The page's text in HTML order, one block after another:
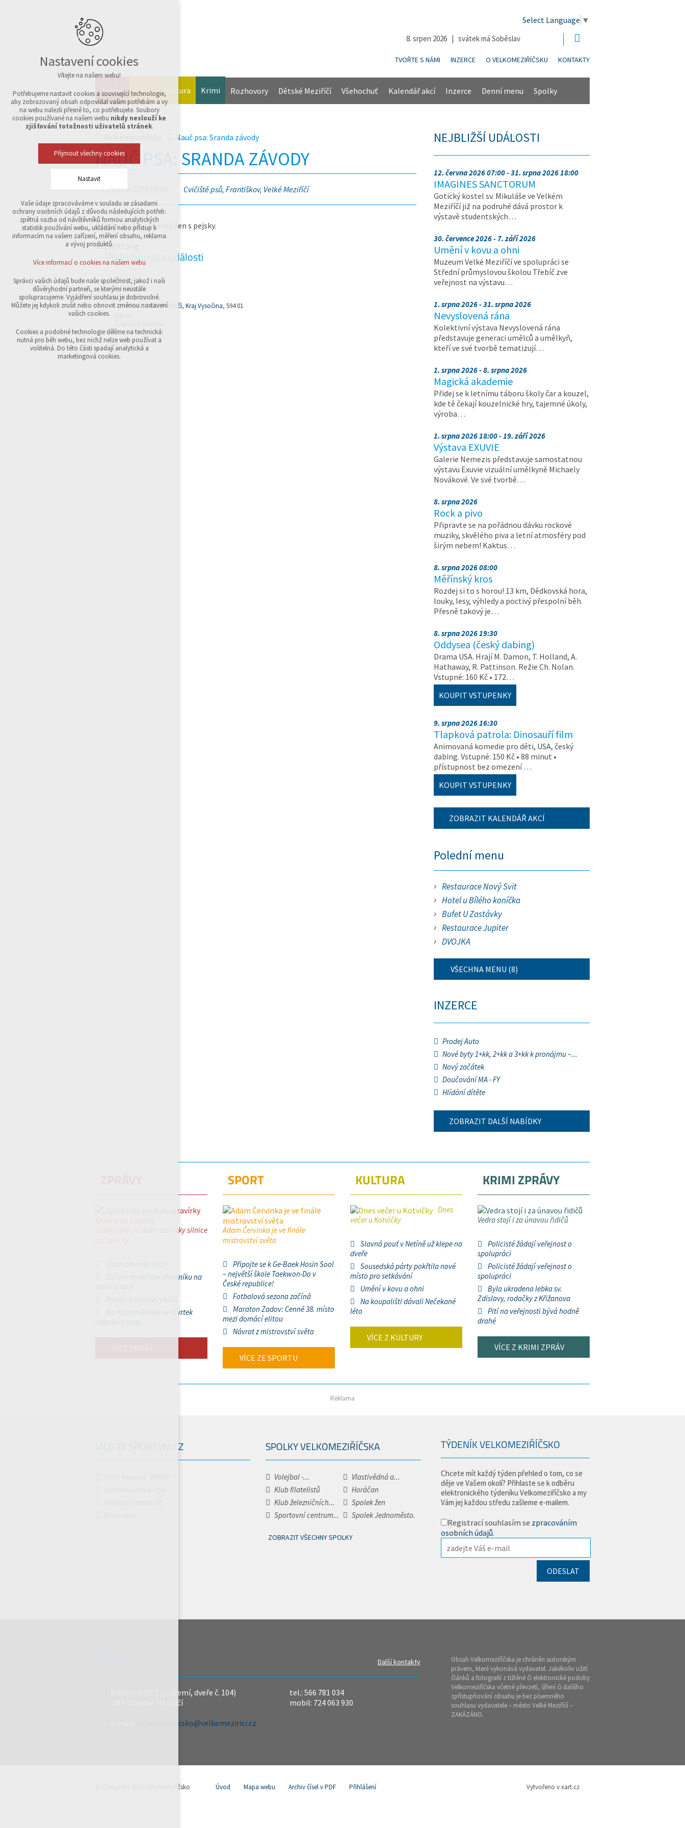
Select Language ▼
8. srpen 2026 | svátek má Soběslav
TVOŘTE S NÁMI INZERCE O VELKOMEZIŘÍČSKU KONTAKTY
Zprávy Sport Kultura Krimi Rozhovory Dětské Meziříčí Všehochuť Kalendář akcí Inzerce Denní menu Spolky
Nauč psa: Sranda závody
NAUČ PSA: SRANDA ZÁVODY
7. června 2026 09:00 Cvičiště psů, Františkov, Velké Meziříčí
Přijďte si užít zábavný den s pejsky.
Podrobnosti o události
Místo
Cvičiště psů
Ulice a čp.
Františkov,Velké Meziříčí, Kraj Vysočina, 594 01
NEJBLIŽŠÍ UDÁLOSTI
12. června 2026 07:00 - 31. srpna 2026 18:00
IMAGINES SANCTORUM
Gotický kostel sv. Mikuláše ve Velkém
Meziříčí již na podruhé dává prostor k
výstavě studentských…
30. července 2026 - 7. září 2026
Umění v kovu a ohni
Muzeum Velké Meziříčí ve spolupráci se
Střední průmyslovou školou Třebíč zve
veřejnost na výstavu…
1. srpna 2026 - 31. srpna 2026
Nevyslovená rána
Kolektivní výstava Nevyslovená rána
představuje generaci umělců a umělkyň,
kteří ve své tvorbě tematizují…
1. srpna 2026 - 8. srpna 2026
Magická akademie
Přidej se k letnímu táboru školy čar a kouzel,
kde tě čekají kouzelnické hry, tajemné úkoly,
výroba…
1. srpna 2026 18:00 - 19. září 2026
Výstava EXUVIE
Galerie Nemezis představuje samostatnou
výstavu Exuvie vizuální umělkyně Michaely
Novákové. Ve své tvorbě…
8. srpna 2026
Rock a pivo
Připravte se na pořádnou dávku rockové
muziky, skvělého piva a letní atmosféry pod
širým nebem! Kaktus…
8. srpna 2026 08:00
Měřínský kros
Rozdej si to s horou! 13 km, Dědkovská hora,
louky, lesy, výhledy a poctivý přespolní běh.
Přesně takový je…
8. srpna 2026 19:30
Oddysea (český dabing)
Drama USA. Hrají M. Damon, T. Holland, A.
Hathaway, R. Pattinson. Režie Ch. Nolan.
Vstupné: 160 Kč • 172…
KOUPIT VSTUPENKY
9. srpna 2026 16:30
Tlapková patrola: Dinosauří film
Animovaná komedie pro děti, USA, český
dabing. Vstupné: 150 Kč • 88 minut •
přístupnost bez omezení …
KOUPIT VSTUPENKY
ZOBRAZIT KALENDÁŘ AKCÍ
Polední menu
Restaurace Nový Svit
Hotel u Bílého koníčka
Bufet U Zastávky
Restaurace Jupiter
DVOJKA
VŠECHNA MENU (8)
INZERCE
Prodej Auto
Nové byty 1+kk, 2+kk a 3+kk k pronájmu –...
Nový začátek
Doučování MA - FY
Hlídání dítěte
ZOBRAZIT DALŠÍ NABÍDKY
Jízdní řady po dobu uzavírky silnice
Začíná rozebírání chodníku na
Na Hornoměstské ve čtvrtek
SPORT
Adam Červinka je ve finále
mistrovství světa
Připojte se k Ge-Baek Hosin Sool
– největší škole Taekwon-Do v
České republice!
Fotbalová sezona začíná
Maraton Zadov: Cenné 38. místo
mezi domácí elitou
Návrat z mistrovství světa
VÍCE ZE SPORTU
KULTURA
Dnes
večer u Kotvičky
Slavná pouť v Netíně už klepe na
dveře
Sousedská párty pokřtila nové
místo pro setkávání
Umění v kovu a ohni
Na koupališti dávali Nečekané
léto
VÍCE Z KULTURY
KRIMI ZPRÁVY
Vedra stojí i za únavou řidičů
Policisté žádají veřejnost o
spolupráci
Policisté žádají veřejnost o
spolupráci
Byla ukradena lebka sv.
Zdislavy, rodačky z Křižanova
Pití na veřejnosti bývá hodně
drahé
VÍCE Z KRIMI ZPRÁV
Reklama
VÍCE ZE SPORTVM.CZ SPOLKY VELKOMEZIŘÍČSKA
Volejbal -...
Vlastivědná a...
Klub filatelistů
Horáčan
Klub železničních...
Spolek žen
Sportovní centrum...
Spolek Jednoměsto.
ZOBRAZIT VŠECHNY SPOLKY
TÝDENÍK VELKOMEZIŘÍČSKO
Chcete mít každý týden přehled o tom, co se
děje ve Vašem okolí? Přihlaste se k odběru
elektronického týdeníku Velkomeziříčsko a my
Vám jej každou středu zašleme e-mailem.
Registrací souhlasím se zpracováním
osobních údajů.
Další kontakty
Radnická 29/1 (přízemí, dveře č. 104)
594 13 Velké Meziříčí
velkomeziricsko@velkemezirici.cz
tel.: 566 781 034
mobil: 724 063 930
Obsah Velkomeziříčska je chráněn autorským
právem, které vykonává vydavatel. Jakékoliv užití
článků a fotografií z tištěné či elektronické podoby
Velkomeziříčska včetně převzetí, šíření či dalšího
zpřístupňování obsahu je bez písemného
souhlasu vydavatele – město Velké Meziříčí –
ZAKÁZÁNO.
© Copyright 2026 Velkomeziříčsko Úvod Mapa webu Archiv čísel v PDF Přihlášení Vytvořeno v xart.cz
Nastavení cookies
Vítejte na našem webu!
Potřebujeme nastavit cookies a související technologie,
aby zobrazovaný obsah odpovídal vašim potřebám a vy
na webu nalezli přesně to, co potřebujete. Soubory
cookies používané na našem webu nikdy neslouží ke
zjišťování totožnosti uživatelů stránek.
Přijmout všechny cookies
Nastavit
Technická cookies
nutná pro provozování webu
udržení kontextu stránek (session): případná
přihlášení, volby jazyka, apod.
analytická pro anonymizované vyhodnocení
návštěvnosti
marketingová cookies (Google,Sklik)
Více informací o cookies na našem webu
Přijmout všechny cookies
Odmítnout vše
Vaše údaje zpracováváme v souladu se zásadami
ochrany osobních údajů z důvodu následujících potřeb:
zpětná vazba od návštěvníků formou analytických
statistik používání webu, ukládání nebo přístup k
informacím na vašem zařízení, měření obsahu, reklama
a vývoj produktů.
Více informací o cookies na našem webu
Správci vašich údajů bude naše společnost, jakož i naši
důvěryhodní partneři, se kterými neustále
spolupracujeme. Vyjádření souhlasu je dobrovolné.
Můžete jej kdykoli zrušit nebo obnovit změnou nastavení
vašich cookies.
Cookies a podobné technologie dělíme na technická:
nutná pro běh webu, bez nichž nelze web používat a
volitelná. Do této části spadají analytická a
marketingová cookies.